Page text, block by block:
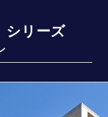
シリーズ